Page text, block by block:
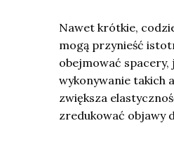
Nawet krótkie,
mogą przynieść
obejmować
wykonywanie takich
zwiększa
zredukować objawy